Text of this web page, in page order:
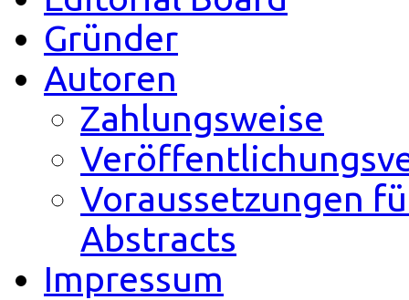
Gründer
Autoren
Zahlungsweise
Voraussetzungen
Abstracts
Impressum